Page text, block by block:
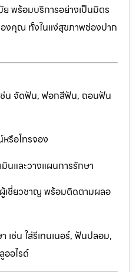
ย พร้อมบริการอย่างเป็นมิตร
องคุณ ทั้งในแง่สุขภาพช่องปาก
ช่น จัดฟัน, ฟอกสีฟัน, ถอนฟัน
รือโทรจอง
นและวางแผนการรักษา
เชี่ยวชาญ พร้อมติดตามผลอ
เช่น ใส่รีเทนเนอร์, ฟันปลอม,
อไรด์